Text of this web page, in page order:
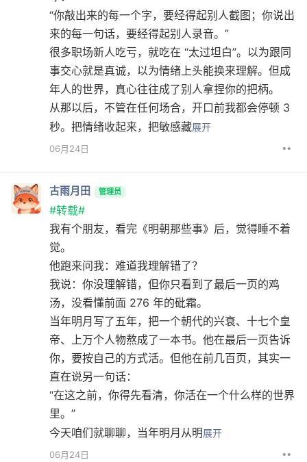
“你敲出来的每一个字，要经得起别人截图；你说出
来的每一句话，要经得起别人录音。”
很多职场新人吃亏，就吃在 “太过坦白”。以为跟同
事交心就是真诚，以为情绪上头能换来理解。但成
年人的世界，真心往往成了别人拿捏你的把柄。
从那以后，不管在任何场合，开口前我都会停顿 3
秒。把情绪收起来，把敏感藏展开
06月24日
••
古雨月田 管理员
#转载#
我有个朋友，看完《明朝那些事》后，觉得睡不着
觉。
他跑来问我：难道我理解错了？
我说：你没理解错，但你只看到了最后一页的鸡
汤，没看懂前面 276 年的砒霜。
当年明月写了五年，把一个朝代的兴衰、十七个皇
帝、上万个人物熬成了一本书。他在最后一页告诉
你，要按自己的方式活。但他在前几百页，其实一
直在说另一句话：
“在这之前，你得先看清，你活在一个什么样的世界
里。”
今天咱们就聊聊，当年明月从明展开
06月24日
••